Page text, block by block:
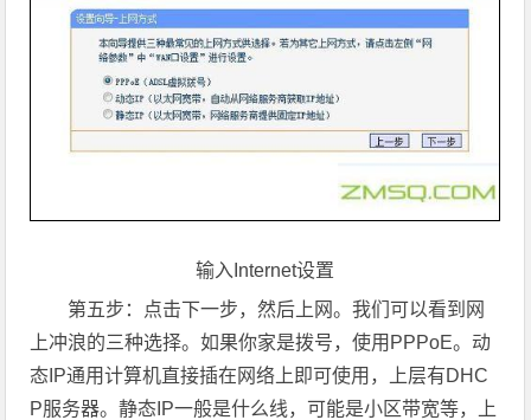
输入Internet设置
第五步：点击下一步，然后上网。我们可以看到网
上冲浪的三种选择。如果你家是拨号，使用PPPoE。动
态IP通用计算机直接插在网络上即可使用，上层有DHC
P服务器。静态IP一般是什么线，可能是小区带宽等，上